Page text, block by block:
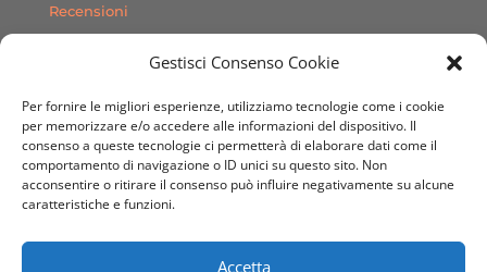
Gestisci Consenso Cookie
Per fornire le migliori esperienze, utilizziamo tecnologie come i cookie
per memorizzare e/o accedere alle informazioni del dispositivo. Il
consenso a queste tecnologie ci permetterà di elaborare dati come il
comportamento di navigazione o ID unici su questo sito. Non
acconsentire o ritirare il consenso può influire negativamente su alcune
caratteristiche e funzioni.
Accetta
Recensioni
Contatti
SEGUICI SUI SOCIAL